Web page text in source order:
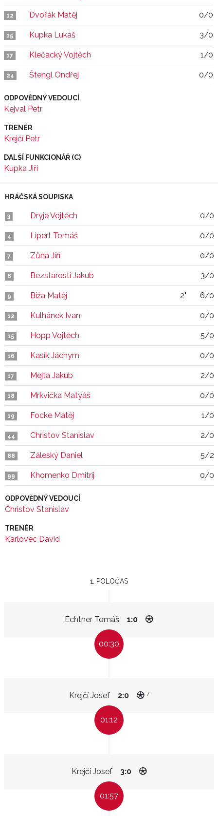
12 Dvořák Matěj 0/0
15 Kupka Lukáš 3/0
17 Klečacký Vojtěch 1/0
24 Štengl Ondřej 0/0
ODPOVĚDNÝ VEDOUCÍ
Kejval Petr
TRENÉR
Krejčí Petr
DALŠÍ FUNKCIONÁŘ (C)
Kupka Jiří
HRÁČSKÁ SOUPISKA
3 Dryje Vojtěch 0/0
4 Lipert Tomáš 0/0
7 Zůna Jiří 0/0
8 Bezstarosti Jakub 3/0
9 Bíža Matěj 2" 6/0
12 Kulhánek Ivan 0/0
15 Hopp Vojtěch 5/0
16 Kasík Jáchym 0/0
17 Mejta Jakub 2/0
18 Mrkvička Matyáš 0/0
19 Focke Matěj 1/0
44 Christov Stanislav 2/0
88 Záleský Daniel 5/2
99 Khomenko Dmitrij 0/0
ODPOVĚDNÝ VEDOUCÍ
Christov Stanislav
TRENÉR
Karlovec David
1. POLOČAS
Echtner Tomáš 1:0
00:30
Krejčí Josef 2:0 7
01:12
Krejčí Josef 3:0
01:57